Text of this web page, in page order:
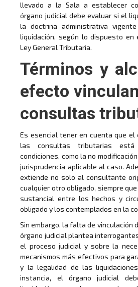
llevado a la Sala a establecer
órgano judicial debe evaluar si el
la doctrina administrativa
liquidación, según lo dispuesto en
Ley General Tributaria.
Términos y
efecto
consultas
Es esencial tener en cuenta que
las consultas tributarias
condiciones, como la no
jurisprudencia aplicable al caso.
extiende no solo al consultante
cualquier otro obligado, siempre
sustancial entre los hechos y
obligado y los contemplados en la
Sin embargo, la falta de vinculación
órgano judicial plantea
el proceso judicial y sobre la
mecanismos más efectivos para
y la legalidad de las
instancia, el órgano judicial